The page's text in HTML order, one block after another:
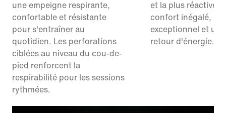
une empeigne respirante,
confortable et résistante
pour s'entraîner au
quotidien. Les perforations
ciblées au niveau du cou-de-
pied renforcent la
respirabilité pour les sessions
rythmées.
et la plus réactive
confort inégalé, un
exceptionnel et un
retour d'énergie.